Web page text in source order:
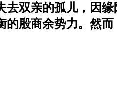
双亲的孤儿，因
殷商余势力。然